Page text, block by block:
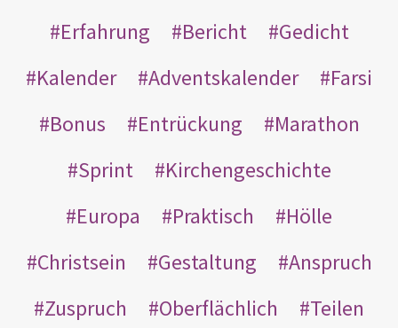
Erfahrung
Bericht
Gedicht
Kalender
Adventskalender
Farsi
Bonus
Entrückung
Marathon
Sprint
Kirchengeschichte
Europa
Praktisch
Hölle
Christsein
Gestaltung
Anspruch
Zuspruch
Oberflächlich
Teilen